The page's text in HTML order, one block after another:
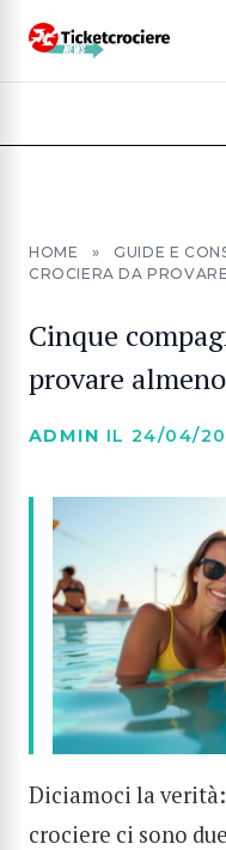
HOME » GUIDE E
CROCIERA DA
Cinque
provare
ADMIN IL 24/04/
Diciamoci la
crociere ci sono